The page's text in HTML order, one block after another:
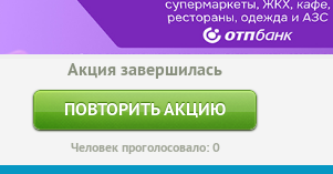
Акция завершилась
ПОВТОРИТЬ АКЦИЮ
Человек проголосовало: 0